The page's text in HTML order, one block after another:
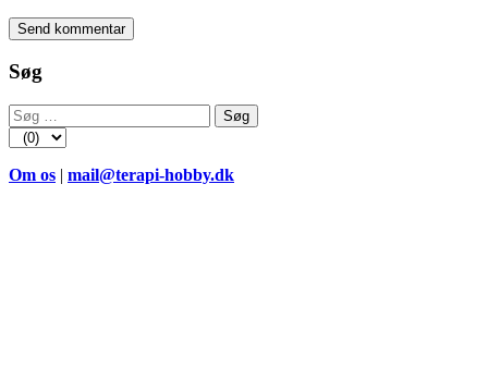
Søg
Søg
efter:
Om os | mail@terapi-hobby.dk